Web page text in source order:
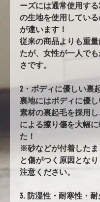
ーズには通常使用す
の生地を使用してい
が違います！
従来の商品よりも重
たが、女性が一人で
さです。
2・ボディに優しい裏
裏地にはボディに優
素材の裏起毛を採用
による擦り傷を大幅
た！
※砂などが付着したま
と傷がつく原因とな
注意ください。
3. 防湿性・耐寒性・耐